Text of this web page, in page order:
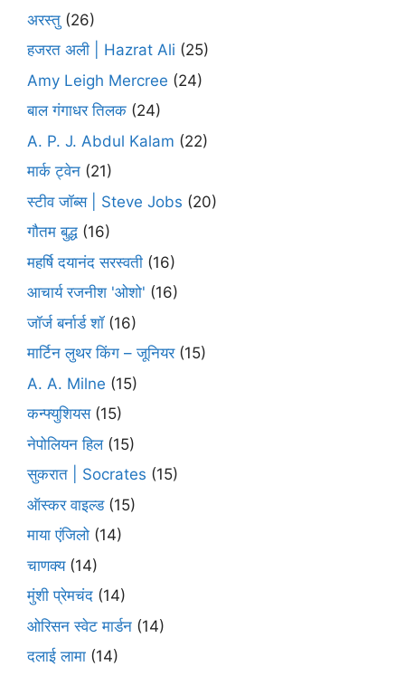
अरस्तु (26)
हजरत अली | Hazrat Ali (25)
Amy Leigh Mercree (24)
बाल गंगाधर तिलक (24)
A. P. J. Abdul Kalam (22)
मार्क ट्वेन (21)
स्टीव जॉब्स | Steve Jobs (20)
गौतम बुद्ध (16)
महर्षि दयानंद सरस्वती (16)
आचार्य रजनीश 'ओशो' (16)
जॉर्ज बर्नार्ड शॉ(16)
मार्टिन लुथर किंग – जूनियर(15)
A. A. Milne (15)
कन्फ्युशियस(15)
नेपोलियन हिल(15)
सुकरात | Socrates (15)
ऑस्कर वाइल्ड(15)
माया एंजिलो (14)
चाणक्य(14)
मुंशी प्रेमचंद (14)
ओरिसन स्‍वेट मार्डन (14)
दलाई लामा (14)